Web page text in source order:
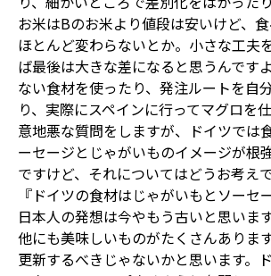
お米はBのお米より値段は安いけど、
ほとんど変わらないとか。小さな工夫
ば最後は大きな差になると思うんです
ない食材を使ったり、発注ルートを自
り、実際にスペインに行ってマグロを
意地悪な質問をしますが、ドイツでは
ーセージとじゃがいものイメージが根
ですけど、それについてはどうお考えで
『ドイツの食材はじゃがいもとソーセ
日本人の発想は今やもう古いと思いま
他にも美味しいものがたくさんありま
更新するべきじゃないかと思います。